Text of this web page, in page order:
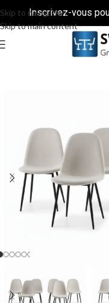
Skip to navigation
Skip to main content
Inscrivez-vous